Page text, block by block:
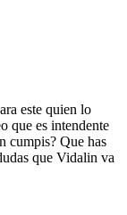
este quien lo
que es intendente
cumpis? Que has
que Vidalin va